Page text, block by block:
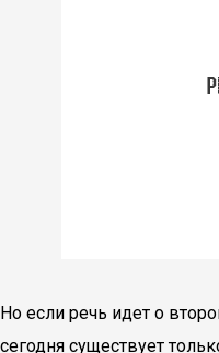
Но если речь идет о
сегодня существует